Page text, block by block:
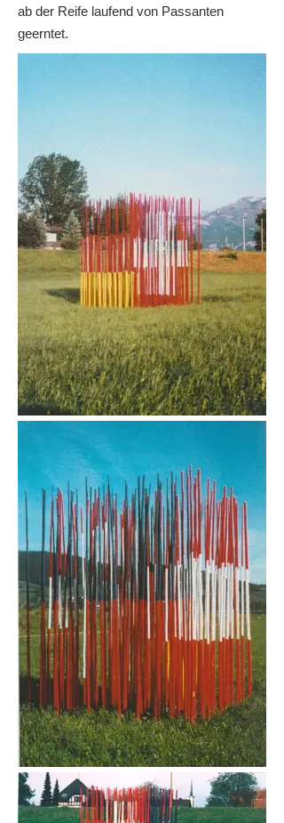
ab der Reife laufend von Passanten
geerntet.